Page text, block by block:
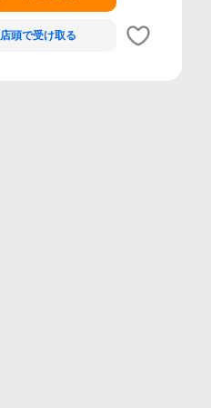
店頭で受け取る